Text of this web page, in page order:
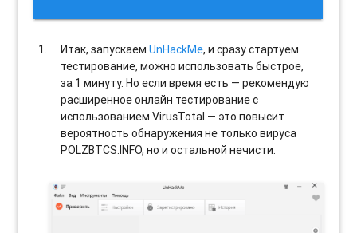
Итак, запускаемUnHackMe, и сразу стартуем
тестирование, можно использовать быстрое,
за 1 минуту. Но если время есть — рекомендую
расширенное онлайн тестирование с
использованием VirusTotal — это повысит
вероятность обнаружения не только вируса
POLZBTCS.INFO, но и остальной нечисти.